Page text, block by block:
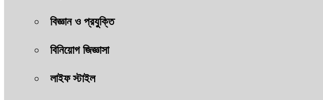
বিজ্ঞান ও প্রযুক্তি
বিনিয়োগ জিজ্ঞাসা
লাইফ স্টাইল